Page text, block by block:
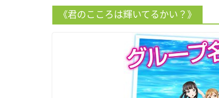
《君のこころは輝いてるかい？》